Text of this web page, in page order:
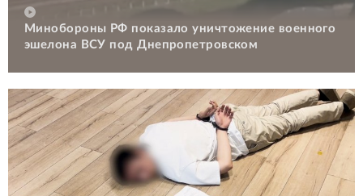
Минобороны РФ показало уничтожение военного
эшелона ВСУ под Днепропетровском